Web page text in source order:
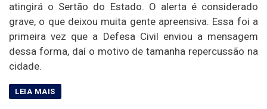
atingirá o Sertão do Estado. O alerta é considerado
grave, o que deixou muita gente apreensiva. Essa foi a
primeira vez que a Defesa Civil enviou a mensagem
dessa forma, daí o motivo de tamanha repercussão na
cidade.